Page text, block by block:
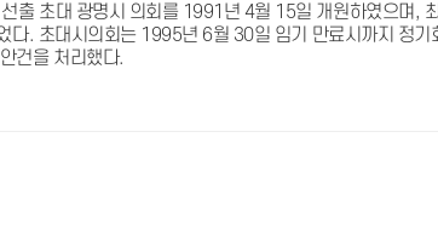
출 초대 광명시 의회를 1991년 4월 15일 개원하였으며,
. 초대시의회는 1995년 6월 30일 임기 만료시까지 정
건을 처리했다.